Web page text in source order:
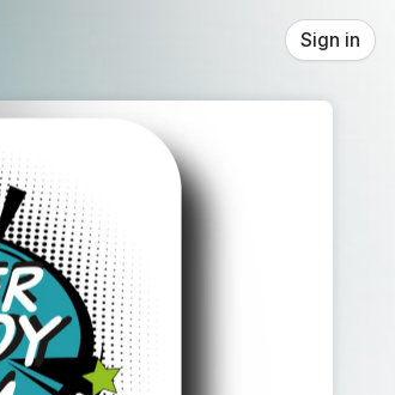
Sign in